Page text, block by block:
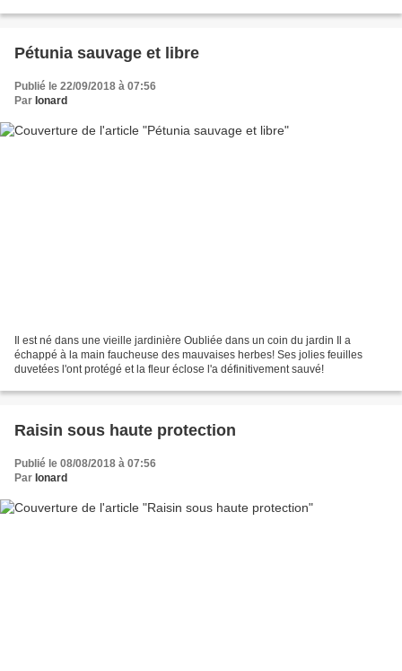
Pétunia sauvage et libre
Publié le 22/09/2018 à 07:56
Par Ionard
Il est né dans une vieille jardinière Oubliée dans un coin du jardin Il a
échappé à la main faucheuse des mauvaises herbes! Ses jolies feuilles
duvetées l'ont protégé et la fleur éclose l'a définitivement sauvé!
Raisin sous haute protection
Publié le 08/08/2018 à 07:56
Par Ionard